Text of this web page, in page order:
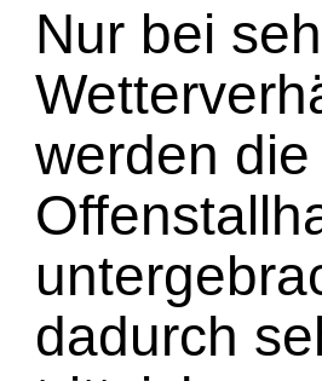
Nur bei
werden
dadurch